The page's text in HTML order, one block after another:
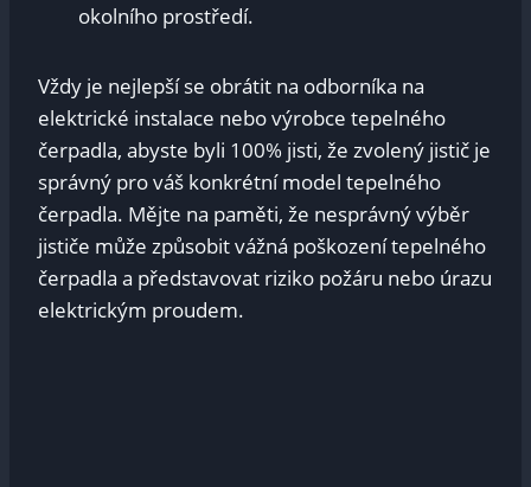
okolního prostředí.
Vždy ‍je nejlepší se obrátit na odborníka na‌
elektrické instalace nebo výrobce tepelného
čerpadla, abyste⁢ byli 100% jisti, že zvolený jistič ⁢je
správný pro váš konkrétní model⁣ tepelného
čerpadla.⁤ Mějte na paměti, že nesprávný⁤ výběr
jističe ⁤může způsobit⁣ vážná poškození tepelného
čerpadla a ⁤představovat riziko požáru nebo úrazu
elektrickým proudem.